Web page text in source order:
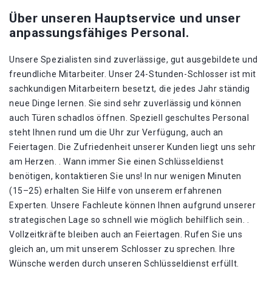
Über unseren Hauptservice und unser
anpassungsfähiges Personal.
Unsere Spezialisten sind zuverlässige, gut ausgebildete und
freundliche Mitarbeiter. Unser 24-Stunden-Schlosser ist mit
sachkundigen Mitarbeitern besetzt, die jedes Jahr ständig
neue Dinge lernen. Sie sind sehr zuverlässig und können
auch Türen schadlos öffnen. Speziell geschultes Personal
steht Ihnen rund um die Uhr zur Verfügung, auch an
Feiertagen. Die Zufriedenheit unserer Kunden liegt uns sehr
am Herzen. . Wann immer Sie einen Schlüsseldienst
benötigen, kontaktieren Sie uns! In nur wenigen Minuten
(15–25) erhalten Sie Hilfe von unserem erfahrenen
Experten. Unsere Fachleute können Ihnen aufgrund unserer
strategischen Lage so schnell wie möglich behilflich sein. .
Vollzeitkräfte bleiben auch an Feiertagen. Rufen Sie uns
gleich an, um mit unserem Schlosser zu sprechen. Ihre
Wünsche werden durch unseren Schlüsseldienst erfüllt.